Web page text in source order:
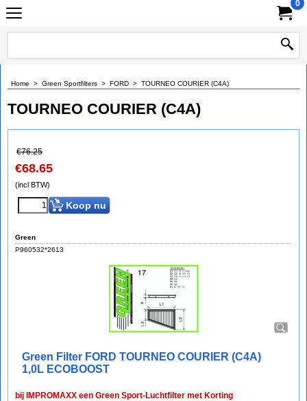
0
Home > Green Sportfilters > FORD > TOURNEO COURIER (C4A)
TOURNEO COURIER (C4A)
€76.25
€68.65
(incl BTW)
Koop nu
Green
P960532*2613
Green Filter FORD TOURNEO COURIER (C4A)
1,0L ECOBOOST
bij IMPROMAXX een Green Sport-Luchtfilter met Korting